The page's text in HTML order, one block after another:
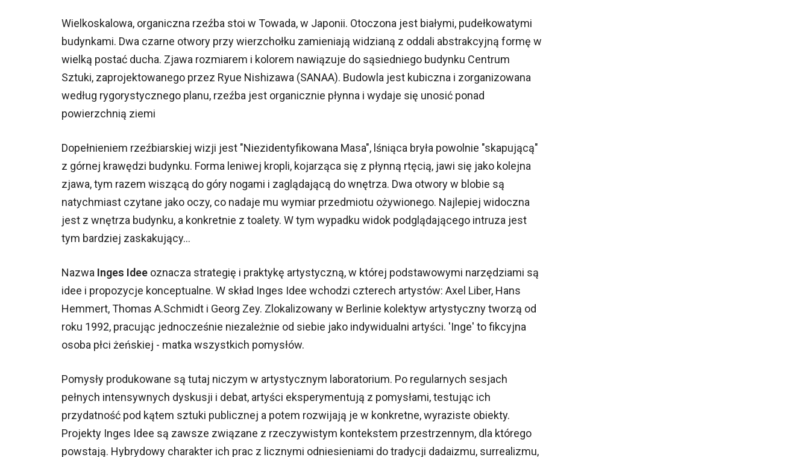
Wielkoskalowa, organiczna rzeźba stoi w Towada, w Japonii. Otoczona jest białymi, pudełkowatymi
budynkami. Dwa czarne otwory przy wierzchołku zamieniają widzianą z oddali abstrakcyjną formę w
wielką postać ducha. Zjawa rozmiarem i kolorem nawiązuje do sąsiedniego budynku Centrum
Sztuki, zaprojektowanego przez Ryue Nishizawa (SANAA). Budowla jest kubiczna i zorganizowana
według rygorystycznego planu, rzeźba jest organicznie płynna i wydaje się unosić ponad
powierzchnią ziemi
Dopełnieniem rzeźbiarskiej wizji jest "Niezidentyfikowana Masa", lśniąca bryła powolnie "skapującą"
z górnej krawędzi budynku. Forma leniwej kropli, kojarząca się z płynną rtęcią, jawi się jako kolejna
zjawa, tym razem wiszącą do góry nogami i zaglądającą do wnętrza. Dwa otwory w blobie są
natychmiast czytane jako oczy, co nadaje mu wymiar przedmiotu ożywionego. Najlepiej widoczna
jest z wnętrza budynku, a konkretnie z toalety. W tym wypadku widok podglądającego intruza jest
tym bardziej zaskakujący...
Nazwa Inges Idee oznacza strategię i praktykę artystyczną, w której podstawowymi narzędziami są
idee i propozycje konceptualne. W skład Inges Idee wchodzi czterech artystów: Axel Liber, Hans
Hemmert, Thomas A.Schmidt i Georg Zey. Zlokalizowany w Berlinie kolektyw artystyczny tworzą od
roku 1992, pracując jednocześnie niezależnie od siebie jako indywidualni artyści. 'Inge' to fikcyjna
osoba płci żeńskiej - matka wszystkich pomysłów.
Pomysły produkowane są tutaj niczym w artystycznym laboratorium. Po regularnych sesjach
pełnych intensywnych dyskusji i debat, artyści eksperymentują z pomysłami, testując ich
przydatność pod kątem sztuki publicznej a potem rozwijają je w konkretne, wyraziste obiekty.
Projekty Inges Idee są zawsze związane z rzeczywistym kontekstem przestrzennym, dla którego
powstają. Hybrydowy charakter ich prac z licznymi odniesieniami do tradycji dadaizmu, surrealizmu,